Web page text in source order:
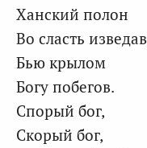
Ханский полон
Во сласть
Бью крылом
Богу побегов.
Спорый бог,
Скорый бог,